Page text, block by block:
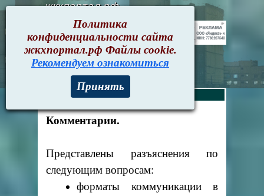
жкхпортал.рф
Письма > Апрель 2026
Комментарии.
Представлены разъяснения по
следующим вопросам:
форматы коммуникации в
Политика
конфиденциальности сайта
жкхпортал.рф Файлы cookie.
Рекомендуем ознакомиться
Принять